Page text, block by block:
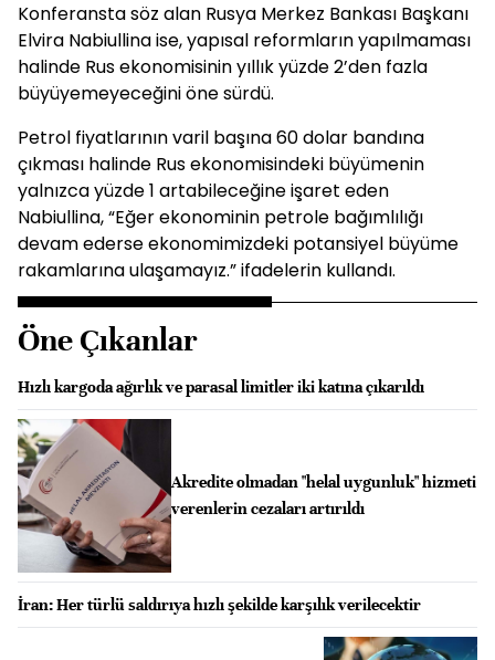
Konferansta söz alan Rusya Merkez Bankası Başkanı
Elvira Nabiullina ise, yapısal reformların yapılmaması
halinde Rus ekonomisinin yıllık yüzde 2’den fazla
büyüyemeyeceğini öne sürdü.
Petrol fiyatlarının varil başına 60 dolar bandına
çıkması halinde Rus ekonomisindeki büyümenin
yalnızca yüzde 1 artabileceğine işaret eden
Nabiullina, “Eğer ekonominin petrole bağımlılığı
devam ederse ekonomimizdeki potansiyel büyüme
rakamlarına ulaşamayız.” ifadelerin kullandı.
Öne Çıkanlar
Hızlı kargoda ağırlık ve parasal limitler iki katına çıkarıldı
Akredite olmadan "helal uygunluk" hizmeti
verenlerin cezaları artırıldı
İran: Her türlü saldırıya hızlı şekilde karşılık verilecektir